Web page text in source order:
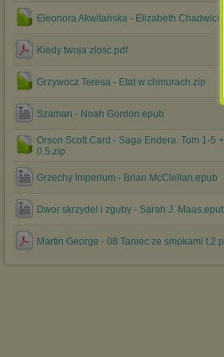
Eleonora Akwitańska - Elizabeth
Kiedy twoja zlosc.pdf
Grzywocz Teresa - Etat w chmurach.zip
Szaman - Noah Gordon.epub
Orson Scott Card - Saga Endera. Tom 1-5 +
0.5.zip
Grzechy Imperium - Brian McClellan.epub
Dwor skrzydel i zguby - Sarah J.
Martin George - 08 Taniec ze smokami